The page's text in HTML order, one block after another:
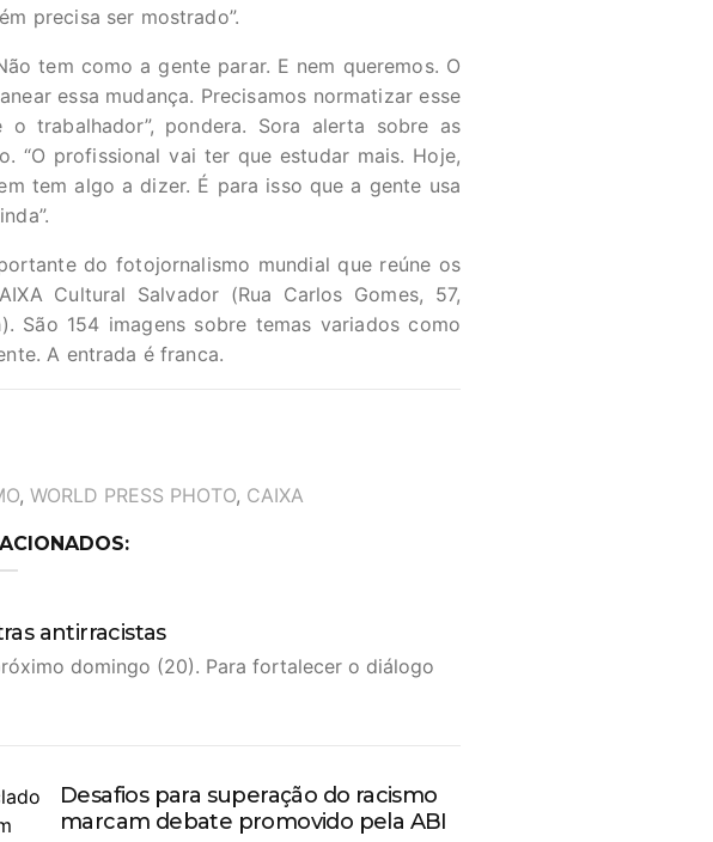
precisa ser mostrado”.
tem como a gente parar. E nem queremos. O
essa mudança. Precisamos normatizar esse
trabalhador”, pondera. Sora alerta sobre as
“O profissional vai ter que estudar mais. Hoje,
tem algo a dizer. É para isso que a gente usa
do fotojornalismo mundial que reúne os
Cultural Salvador (Rua Carlos Gomes, 57,
154 imagens sobre temas variados como
A entrada é franca.
, WORLD PRESS PHOTO, CAIXA
antirracistas
domingo (20). Para fortalecer o diálogo
Desafios para superação do racismo
marcam debate promovido pela ABI